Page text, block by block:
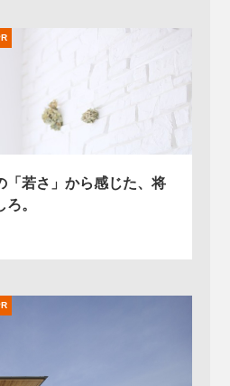
「若さ」から感じた、将
。